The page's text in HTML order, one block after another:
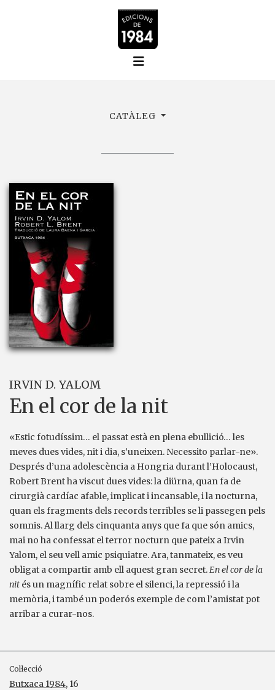
CATÀLEG
IRVIN D. YALOM
En el cor de la nit
«Estic fotudíssim… el passat està en plena ebullició… les
meves dues vides, nit i dia, s’uneixen. Necessito parlar-ne».
Després d’una adolescència a Hongria durant l’Holocaust,
Robert Brent ha viscut dues vides: la diürna, quan fa de
cirurgià cardíac afable, implicat i incansable, i la nocturna,
quan els fragments dels records terribles se li passegen pels
somnis. Al llarg dels cinquanta anys que fa que són amics,
mai no ha confessat el terror nocturn que pateix a Irvin
Yalom, el seu vell amic psiquiatre. Ara, tanmateix, es veu
obligat a compartir amb ell aquest gran secret.En el cor de la
nit és un magnífic relat sobre el silenci, la repressió i la
memòria, i també un poderós exemple de com l’amistat pot
arribar a curar-nos.
Col·lecció
Butxaca 1984, 16